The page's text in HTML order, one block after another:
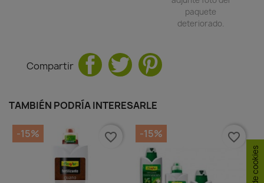
paquete
deteriorado.
Compartir
TAMBIÉN PODRÍA INTERESARLE
-15% favorite_border -15% favorite_border